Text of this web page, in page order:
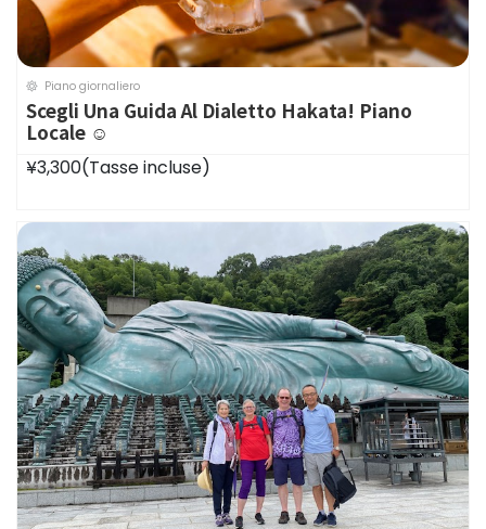
Piano giornaliero
Scegli Una Guida Al Dialetto Hakata! Piano
Locale ☺️
¥3,300(Tasse incluse)